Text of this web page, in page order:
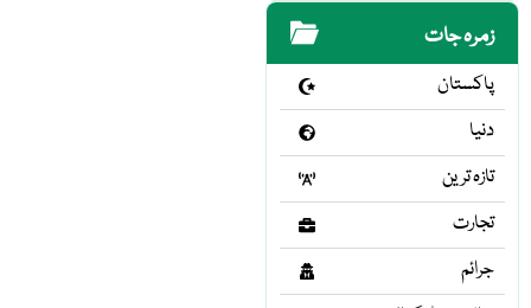
زمرہ جات
پاکستان
دنیا
تازہ ترین
تجارت
جرائم